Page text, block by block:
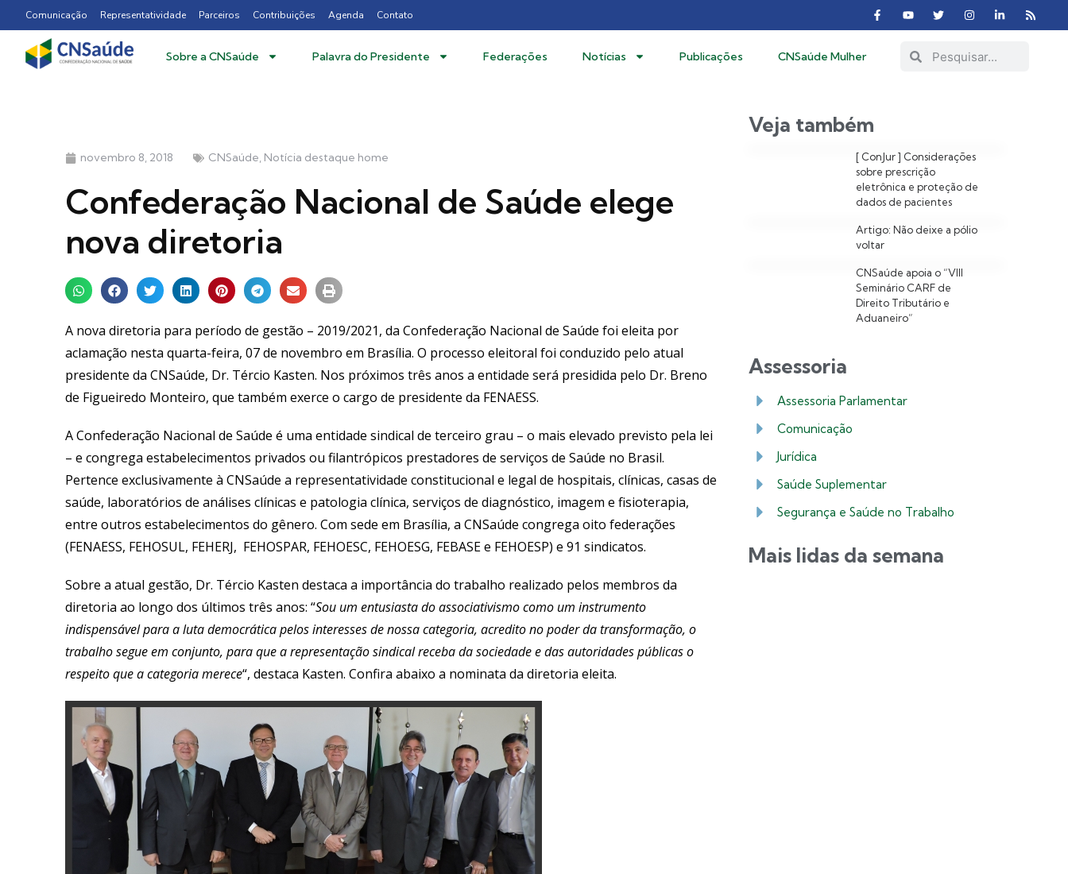
Comunicação Representatividade Parceiros Contribuições Agenda Contato
Sobre a CNSaúde Palavra do Presidente Federações Notícias Publicações CNSaúde Mulher
novembro 8, 2018 CNSaúde, Notícia destaque home
Confederação Nacional de Saúde elege
nova diretoria
A nova diretoria para período de gestão – 2019/2021, da Confederação Nacional de Saúde foi eleita por
aclamação nesta quarta-feira, 07 de novembro em Brasília. O processo eleitoral foi conduzido pelo atual
presidente da CNSaúde, Dr. Tércio Kasten. Nos próximos três anos a entidade será presidida pelo Dr. Breno
de Figueiredo Monteiro, que também exerce o cargo de presidente da FENAESS.
A Confederação Nacional de Saúde é uma entidade sindical de terceiro grau – o mais elevado previsto pela lei
– e congrega estabelecimentos privados ou filantrópicos prestadores de serviços de Saúde no Brasil.
Pertence exclusivamente à CNSaúde a representatividade constitucional e legal de hospitais, clínicas, casas de
saúde, laboratórios de análises clínicas e patologia clínica, serviços de diagnóstico, imagem e fisioterapia,
entre outros estabelecimentos do gênero. Com sede em Brasília, a CNSaúde congrega oito federações
(FENAESS, FEHOSUL, FEHERJ, FEHOSPAR, FEHOESC, FEHOESG, FEBASE e FEHOESP) e 91 sindicatos.
Sobre a atual gestão, Dr. Tércio Kasten destaca a importância do trabalho realizado pelos membros da
diretoria ao longo dos últimos três anos: “Sou um entusiasta do associativismo como um instrumento
indispensável para a luta democrática pelos interesses de nossa categoria, acredito no poder da transformação, o
trabalho segue em conjunto, para que a representação sindical receba da sociedade e das autoridades públicas o
respeito que a categoria merece“, destaca Kasten. Confira abaixo a nominata da diretoria eleita.
Veja também
[ ConJur ] Considerações
sobre prescrição
eletrônica e proteção de
dados de pacientes
Artigo: Não deixe a pólio
voltar
CNSaúde apoia o “VIII
Seminário CARF de
Direito Tributário e
Aduaneiro”
Assessoria
Assessoria Parlamentar
Comunicação
Jurídica
Saúde Suplementar
Segurança e Saúde no Trabalho
Mais lidas da semana